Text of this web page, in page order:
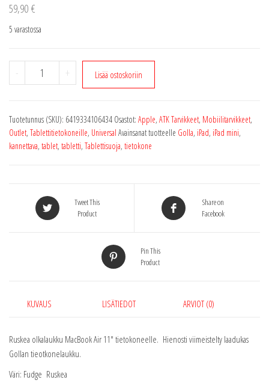
59,90 €
5 varastossa
-
MacBook
Air
tietokoneen
olkalaukku
Golla
muut
11"
+ Lisää ostoskoriin
Tuotetunnus (SKU): 6419334106434 Osastot: Apple, ATK Tarvikkeet, Mobiilitarvikkeet,
Outlet, Tablettitietokoneille, Universal Avainsanat tuotteelle Golla, iPad, iPad mini,
kannettava, tablet, tabletti, Tablettisuoja, tietokone
Tweet This
Product
Share on
Facebook
Pin This
Product
KUVAUS LISÄTIEDOT ARVIOT (0)
Ruskea olkalaukku MacBook Air 11″ tietokoneelle. Hienosti viimeistelty laadukas
Gollan tieotkonelaukku.
Väri: Fudge Ruskea